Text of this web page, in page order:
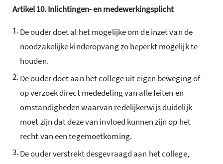
Artikel10.Inlichtingen- en medewerkingsplicht
1. De ouder doet al het mogelijke om de inzet van de
noodzakelijke kinderopvang zo beperkt mogelijk te
houden.
2. De ouder doet aan het college uit eigen beweging of
op verzoek direct mededeling van alle feiten en
omstandigheden waarvan redelijkerwijs duidelijk
moet zijn dat deze van invloed kunnen zijn op het
recht van een tegemoetkoming.
3. De ouder verstrekt desgevraagd aan het college,